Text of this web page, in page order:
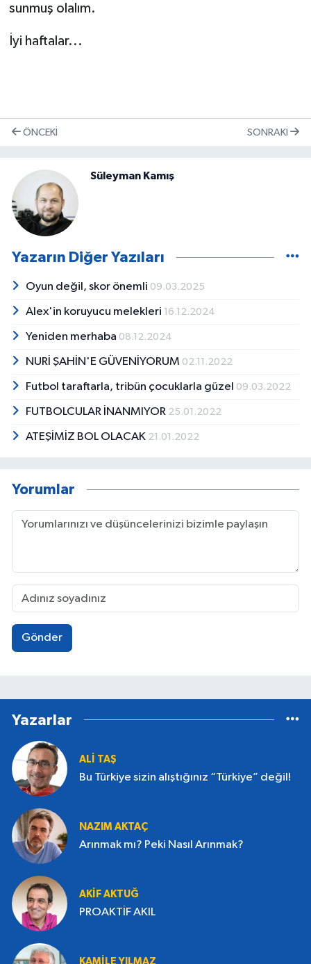
sunmuş olalım.
İyi haftalar...
ÖNCEKI SONRAKI
Süleyman Kamış
Yazarın Diğer Yazıları
Oyun değil, skor önemli 09.03.2025
Alex'in koruyucu melekleri 16.12.2024
Yeniden merhaba 08.12.2024
NURİ ŞAHİN'E GÜVENİYORUM 02.11.2022
Futbol taraftarla, tribün çocuklarla güzel 09.03.2022
FUTBOLCULAR İNANMIYOR 25.01.2022
ATEŞİMİZ BOL OLACAK 21.01.2022
Yorumlar
Gönder
Yazarlar
ALI TAŞ
Bu Türkiye sizin alıştığınız “Türkiye” değil!
NAZIM AKTAÇ
Arınmak mı? Peki Nasıl Arınmak?
AKIF AKTUĞ
PROAKTİF AKIL
KAMILE YILMAZ